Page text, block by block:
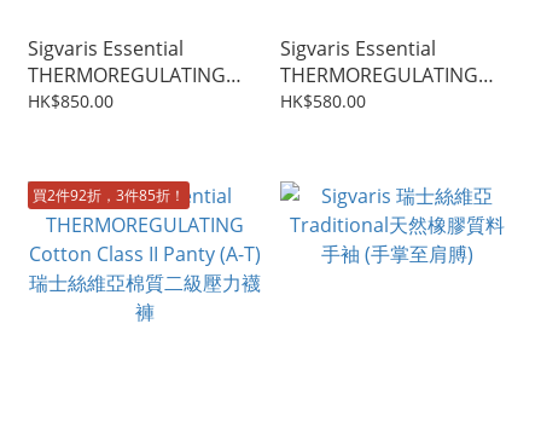
Sigvaris Essential
THERMOREGULATING
Cotton Class II (A-G) 瑞士
HK$850.00
Sigvaris Essential
THERMOREGULATING
Cotton Class I (A-D) 瑞士
HK$580.00
買2件92折，3件85折！